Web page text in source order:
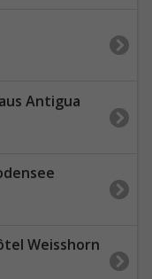
Antigua
Weisshorn